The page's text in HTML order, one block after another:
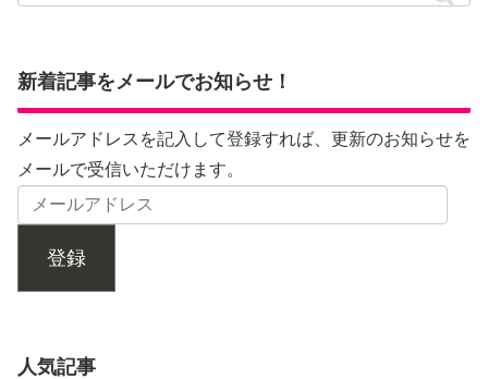
新着記事をメールでお知らせ！
メールアドレスを記入して登録すれば、更新のお知らせを
メールで受信いただけます。
登録
人気記事